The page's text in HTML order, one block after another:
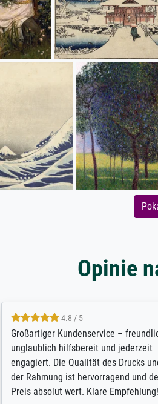
Opinie
5 / 5
Für ein Erinnerungsbuch mit der
Feldpost meines Großvaters aus dem
Weltkrieg benötigte ich ein
ausdrucksvolles Bild. Das habe ich
Ihnen gefunden. Bei der Auswahl der